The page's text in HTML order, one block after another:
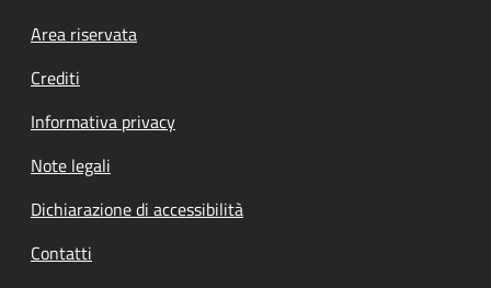
Footer menu
Area riservata
Crediti
Informativa privacy
Note legali
Dichiarazione di accessibilità
Contatti